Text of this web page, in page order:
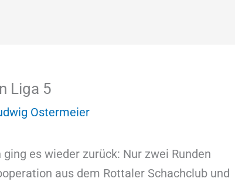
Liga 5
Ostermeier
es wieder zurück: Nur zwei Runden
aus dem Rottaler Schachclub und